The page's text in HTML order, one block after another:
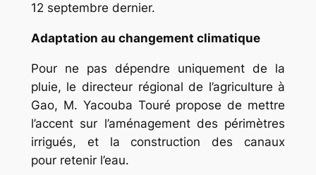
12 septembre dernier.
Adaptation au changement climatique
Pour ne pas dépendre uniquement de la
pluie, le directeur régional de l’agriculture à
Gao, M. Yacouba Touré propose de mettre
l’accent sur l’aménagement des périmètres
irrigués, et la construction des canaux
pour retenir l’eau.